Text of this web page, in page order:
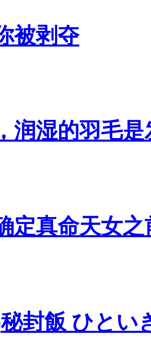
被剥夺
润湿的羽毛是
定真命天女
封飯 ひとい